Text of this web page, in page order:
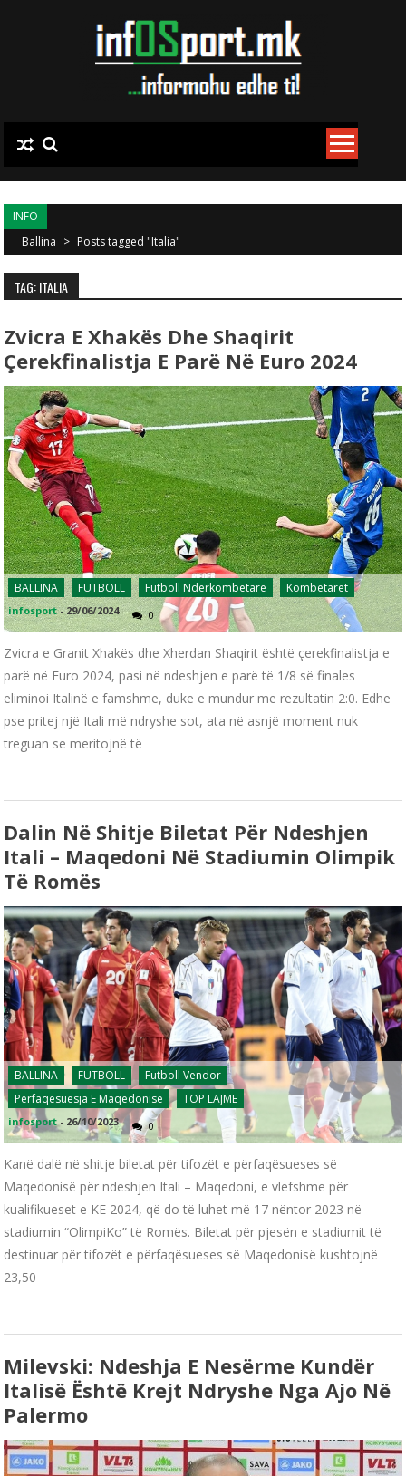
INFO
Ballina > Posts tagged "Italia"
TAG: ITALIA
Zvicra E Xhakës Dhe Shaqirit
Çerekfinalistja E Parë Në Euro 2024
BALLINA FUTBOLL Futboll Ndërkombëtarë Kombëtaret
infosport -29/06/2024 0
Zvicra e Granit Xhakës dhe Xherdan Shaqirit është çerekfinalistja e
parë në Euro 2024, pasi në ndeshjen e parë të 1/8 së finales
eliminoi Italinë e famshme, duke e mundur me rezultatin 2:0. Edhe
pse pritej një Itali më ndryshe sot, ata në asnjë moment nuk
treguan se meritojnë të
Dalin Në Shitje Biletat Për Ndeshjen
Itali – Maqedoni Në Stadiumin Olimpik
Të Romës
BALLINA FUTBOLL
Futboll Vendor
Përfaqësuesja E Maqedonisë
TOP LAJME
infosport - 26/10/2023 0
Kanë dalë në shitje biletat për tifozët e përfaqësueses së
Maqedonisë për ndeshjen Itali – Maqedoni, e vlefshme për
kualifikueset e KE 2024, që do të luhet më 17 nëntor 2023 në
stadiumin “OlimpiKo” të Romës. Biletat për pjesën e stadiumit të
destinuar për tifozët e përfaqësueses së Maqedonisë kushtojnë
23,50
Milevski: Ndeshja E Nesërme Kundër
Italisë Është Krejt Ndryshe Nga Ajo Në
Palermo